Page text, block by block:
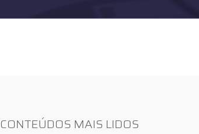
CONTEÚDOS MAIS LIDOS